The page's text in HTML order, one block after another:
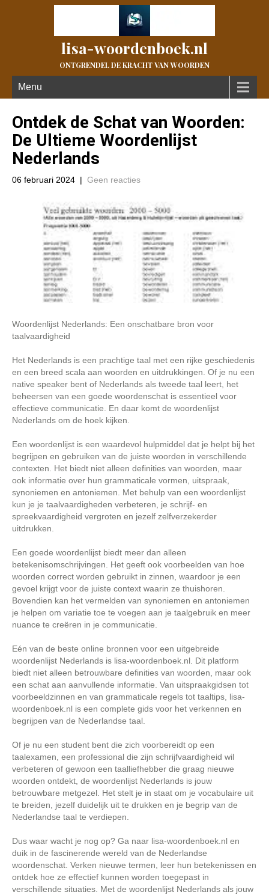
lisa-woordenboek.nl
ONTGRENDEL DE KRACHT VAN WOORDEN
Menu
Ontdek de Schat van Woorden:
De Ultieme Woordenlijst
Nederlands
06 februari 2024 | Geen reacties
Woordenlijst Nederlands: Een onschatbare bron voor
taalvaardigheid
Het Nederlands is een prachtige taal met een rijke geschiedenis
en een breed scala aan woorden en uitdrukkingen. Of je nu een
native speaker bent of Nederlands als tweede taal leert, het
beheersen van een goede woordenschat is essentieel voor
effectieve communicatie. En daar komt de woordenlijst
Nederlands om de hoek kijken.
Een woordenlijst is een waardevol hulpmiddel dat je helpt bij het
begrijpen en gebruiken van de juiste woorden in verschillende
contexten. Het biedt niet alleen definities van woorden, maar
ook informatie over hun grammaticale vormen, uitspraak,
synoniemen en antoniemen. Met behulp van een woordenlijst
kun je je taalvaardigheden verbeteren, je schrijf- en
spreekvaardigheid vergroten en jezelf zelfverzekerder
uitdrukken.
Een goede woordenlijst biedt meer dan alleen
betekenisomschrijvingen. Het geeft ook voorbeelden van hoe
woorden correct worden gebruikt in zinnen, waardoor je een
gevoel krijgt voor de juiste context waarin ze thuishoren.
Bovendien kan het vermelden van synoniemen en antoniemen
je helpen om variatie toe te voegen aan je taalgebruik en meer
nuance te creëren in je communicatie.
Eén van de beste online bronnen voor een uitgebreide
woordenlijst Nederlands is lisa-woordenboek.nl. Dit platform
biedt niet alleen betrouwbare definities van woorden, maar ook
een schat aan aanvullende informatie. Van uitspraakgidsen tot
voorbeeldzinnen en van grammaticale regels tot taaltips, lisa-
woordenboek.nl is een complete gids voor het verkennen en
begrijpen van de Nederlandse taal.
Of je nu een student bent die zich voorbereidt op een
taalexamen, een professional die zijn schrijfvaardigheid wil
verbeteren of gewoon een taalliefhebber die graag nieuwe
woorden ontdekt, de woordenlijst Nederlands is jouw
betrouwbare metgezel. Het stelt je in staat om je vocabulaire uit
te breiden, jezelf duidelijk uit te drukken en je begrip van de
Nederlandse taal te verdiepen.
Dus waar wacht je nog op? Ga naar lisa-woordenboek.nl en
duik in de fascinerende wereld van de Nederlandse
woordenschat. Verken nieuwe termen, leer hun betekenissen en
ontdek hoe ze effectief kunnen worden toegepast in
verschillende situaties. Met de woordenlijst Nederlands als jouw